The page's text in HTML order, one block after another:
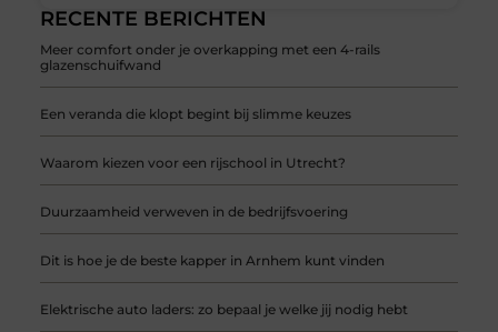
RECENTE BERICHTEN
Meer comfort onder je overkapping met een 4-rails
glazenschuifwand
Een veranda die klopt begint bij slimme keuzes
Waarom kiezen voor een rijschool in Utrecht?
Duurzaamheid verweven in de bedrijfsvoering
Dit is hoe je de beste kapper in Arnhem kunt vinden
Elektrische auto laders: zo bepaal je welke jij nodig hebt